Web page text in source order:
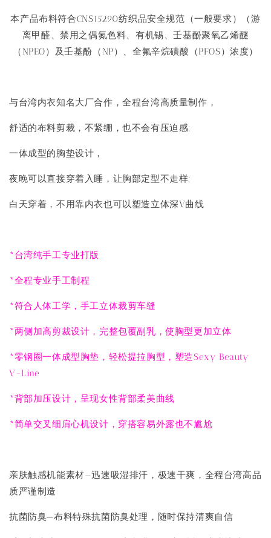
本产品布料符合CNS15290纺织品安全规范（一般要求）（游
离甲醛、禁用之偶氮色料、有机锡、壬基酚聚氧乙烯醚
（NPEO）及壬基酚（NP）、全氟辛烷磺酸（PFOS）浓度）
与台湾内衣知名大厂合作，全程台湾高质量制作，
舒适的布料剪裁，不紧绷，也不会有压迫感;
一体成型的胸垫设计，
夜晚可以直接穿着入睡，让胸部定型不走样;
白天穿着，不用靠内衣也可以塑造立体深V曲线
*台湾纯手工专业打版
*全程专业手工制程
*符合人体工学，手工立体裁剪车缝
*两侧加高剪裁设计，完整包覆副乳，使胸型更加立体
*零钢圈一体成型胸垫，轻松提拉胸型，塑造Sexy Beauty
V-Line
*背部加压设计，呈现女性背部柔美曲线
*简单交叉细肩心机设计，穿搭容易外露也不尴尬
亲肤触感机能素材—迅速吸湿排汗，极速干爽，全程台湾高品
质严谨制造
抗菌防臭─布料特殊抗菌防臭处理，随时保持清爽自信